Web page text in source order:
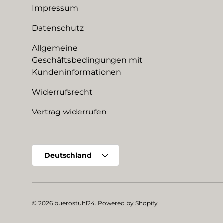
Impressum
Datenschutz
Allgemeine
Geschäftsbedingungen mit
Kundeninformationen
Widerrufsrecht
Vertrag widerrufen
Deutschland
© 2026 buerostuhl24. Powered by Shopify